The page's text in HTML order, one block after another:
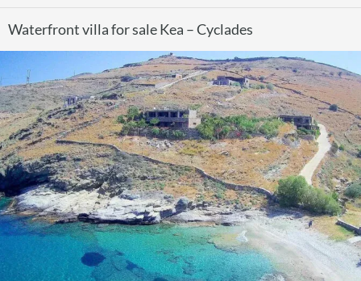
Waterfront villa for sale Kea – Cyclades